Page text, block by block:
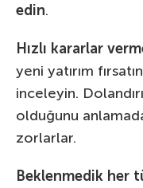
edin.
Hızlı kararlar
yeni yatırım
inceleyin.
olduğunu
zorlarlar.
Beklenmedik her